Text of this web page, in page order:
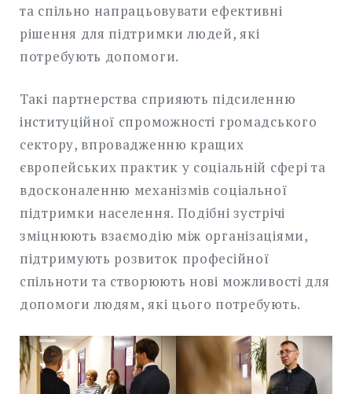
та спільно напрацьовувати ефективні
рішення для підтримки людей, які
потребують допомоги.
Такі партнерства сприяють підсиленню
інституційної спроможності громадського
сектору, впровадженню кращих
європейських практик у соціальній сфері та
вдосконаленню механізмів соціальної
підтримки населення. Подібні зустрічі
зміцнюють взаємодію між організаціями,
підтримують розвиток професійної
спільноти та створюють нові можливості для
допомоги людям, які цього потребують.